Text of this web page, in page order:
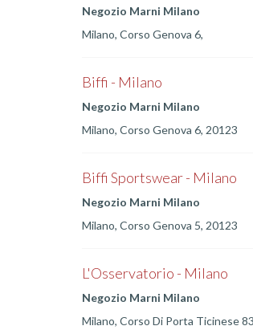
Negozio Marni Milano
Milano, Corso Genova 6,
Biffi - Milano
Negozio Marni Milano
Milano, Corso Genova 6, 20123
Biffi Sportswear - Milano
Negozio Marni Milano
Milano, Corso Genova 5, 20123
L'Osservatorio - Milano
Negozio Marni Milano
Milano, Corso Di Porta Ticinese